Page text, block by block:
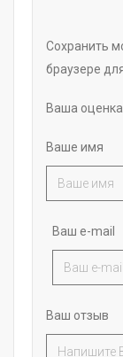
Ваше имя
Ваш e-mail
Сохранить
браузере
Ваша оценка
Ваш отзыв